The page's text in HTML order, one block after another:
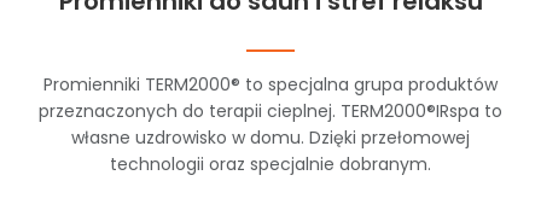
Promienniki TERM2000® to specjalna grupa produktów
przeznaczonych do terapii cieplnej. TERM2000®IRspa to
własne uzdrowisko w domu. Dzięki przełomowej
technologii oraz specjalnie dobranym.